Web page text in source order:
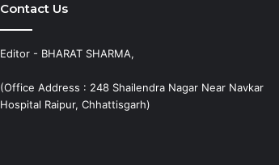
Contact Us
Editor - BHARAT SHARMA,
(Office Address : 248 Shailendra Nagar Near Navkar
Hospital Raipur, Chhattisgarh)